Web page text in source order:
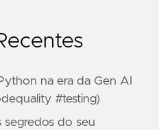
na era da Gen AI
#testing)
segredos do seu